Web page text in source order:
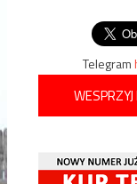
Telegram